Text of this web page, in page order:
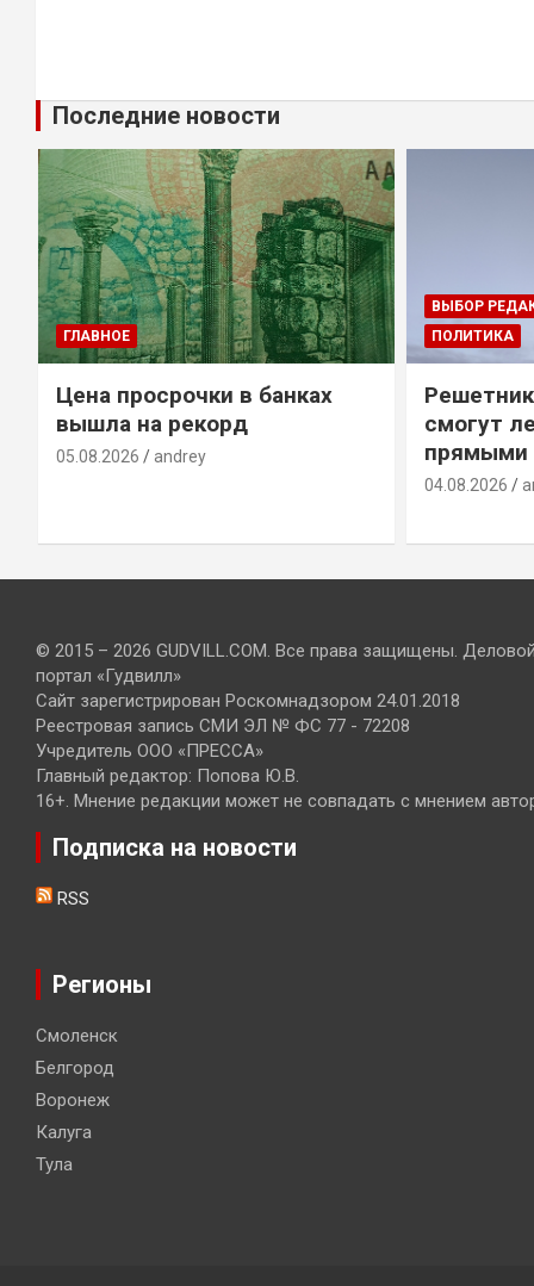
Последние новости
ГЛАВНОЕ
Цена просрочки в банках
вышла на рекорд
05.08.2026 andrey
ВЫБОР
ПОЛИТИКА
смогут
прямыми
04.08.2026
© 2015 – 2026 GUDVILL.COM. Все права защищены.
портал «Гудвилл»
Сайт зарегистрирован Роскомнадзором 24.01.2018
Реестровая запись СМИ ЭЛ № ФС 77 - 72208
Учредитель ООО «ПРЕССА»
Главный редактор: Попова Ю.В.
16+. Мнение редакции может не совпадать с мнением
Подписка на новости
RSS
Регионы
Смоленск
Белгород
Воронеж
Калуга
Тула